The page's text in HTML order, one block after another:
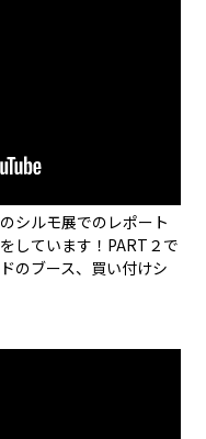
シルモ展でのレポート
しています！PART２で
のブース、買い付けシ